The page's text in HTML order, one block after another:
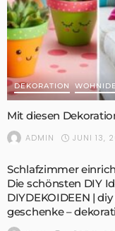
DEKORATION
Mit diesen
ADMIN JUNI 13,
Schlafzimmer
Die schönsten DIY
DIYDEKOIDEEN |
geschenke –